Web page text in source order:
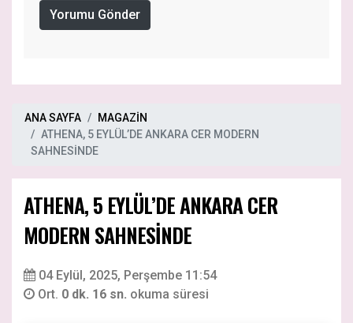
Yorumu Gönder
ANA SAYFA
MAGAZİN
ATHENA, 5 EYLÜL’DE ANKARA CER MODERN
SAHNESİNDE
ATHENA, 5 EYLÜL’DE ANKARA CER
MODERN SAHNESİNDE
04 Eylül, 2025, Perşembe 11:54
Ort. 0 dk. 16 sn. okuma süresi